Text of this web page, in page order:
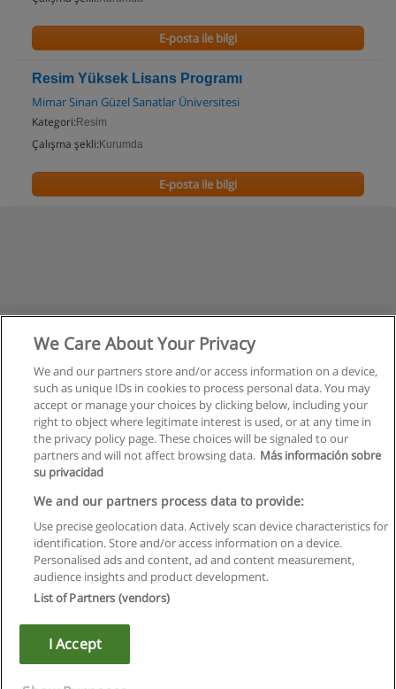
E-posta ile bilgi
Resim Yüksek Lisans Programı
Mimar Sinan Güzel Sanatlar Üniversitesi
Kategori: Resim
Çalışma şekli: Kurumda
E-posta ile bilgi
Kullanım koşulları
Gizlilik politikası
İletişim Educaedu
Copyright © Educaedu Business S.L. - CIF : B-95610580: -
We Care About Your Privacy
We and our partners store and/or access information on a device,
such as unique IDs in cookies to process personal data. You may
accept or manage your choices by clicking below, including your
right to object where legitimate interest is used, or at any time in
the privacy policy page. These choices will be signaled to our
partners and will not affect browsing data. Más información sobre
su privacidad
We and our partners process data to provide:
Use precise geolocation data. Actively scan device characteristics for
identification. Store and/or access information on a device.
Personalised ads and content, ad and content measurement,
audience insights and product development.
List of Partners (vendors)
I Accept